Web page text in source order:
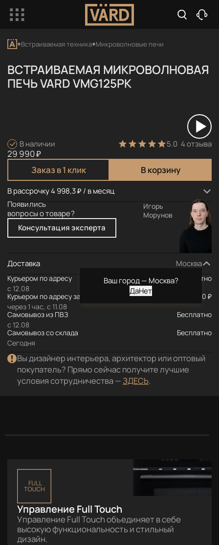
Встраиваемая техника Микроволновые печи
ВСТРАИВАЕМАЯ МИКРОВОЛНОВАЯ
ПЕЧЬ VARD VMG125PK
В наличии 5.0 4 отзыва
29 990 ₽
Заказ в 1 клик
В корзину
В рассрочку 4 998,3 ₽ / в месяц
Появились
вопросы о товаре?
Консультация эксперта
Игорь
Морунов
Доставка
Москва
Ваш город — Москва?
Курьером по адресу
с 12.08
Бесплатно
Курьером по адресу за МКАД
через 1 час, с 11.08
590 ₽
Самовывоз из ПВЗ
с 12.08
Бесплатно
Самовывоз со склада
Сегодня
Бесплатно
Вы дизайнер интерьера, архитектор или оптовый
покупатель? Прямо сейчас получите лучшие
условия сотрудничества —ЗДЕСЬ.
Управление Full Touch
Управление Full Touch объединяет в себе
высокую функциональность и стильный
дизайн.